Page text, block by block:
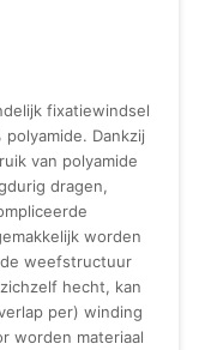
fixatiewindsel
Dankzij
van polyamide
dragen,
worden
weefstructuur
hecht, kan
per) winding
worden materiaal